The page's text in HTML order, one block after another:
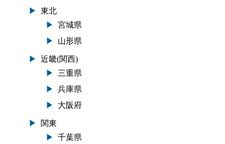
東北
宮城県
山形県
近畿(関西)
三重県
兵庫県
大阪府
関東
千葉県